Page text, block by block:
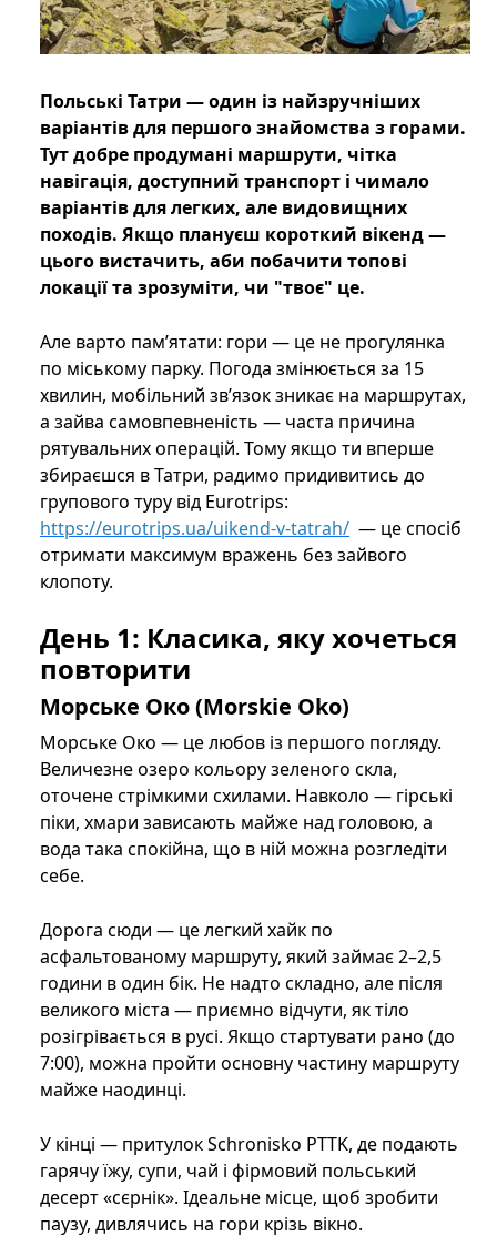
Польські Татри — один із найзручніших
варіантів для першого знайомства з горами.
Тут добре продумані маршрути, чітка
навігація, доступний транспорт і чимало
варіантів для легких, але видовищних
походів. Якщо плануєш короткий вікенд —
цього вистачить, аби побачити топові
локації та зрозуміти, чи "твоє" це.
Але варто памʼятати: гори — це не прогулянка
по міському парку. Погода змінюється за 15
хвилин, мобільний звʼязок зникає на маршрутах,
а зайва самовпевненість — часта причина
рятувальних операцій. Тому якщо ти вперше
збираєшся в Татри, радимо придивитись до
групового туру від Eurotrips:
https://eurotrips.ua/uikend-v-tatrah/ — це спосіб
отримати максимум вражень без зайвого
клопоту.
День 1: Класика, яку хочеться
повторити
Морське Око (Morskie Oko)
Морське Око — це любов із першого погляду.
Величезне озеро кольору зеленого скла,
оточене стрімкими схилами. Навколо — гірські
піки, хмари зависають майже над головою, а
вода така спокійна, що в ній можна розгледіти
себе.
Дорога сюди — це легкий хайк по
асфальтованому маршруту, який займає 2–2,5
години в один бік. Не надто складно, але після
великого міста — приємно відчути, як тіло
розігрівається в русі. Якщо стартувати рано (до
7:00), можна пройти основну частину маршруту
майже наодинці.
У кінці — притулок Schronisko PTTK, де подають
гарячу їжу, супи, чай і фірмовий польський
десерт «сєрнік». Ідеальне місце, щоб зробити
паузу, дивлячись на гори крізь вікно.